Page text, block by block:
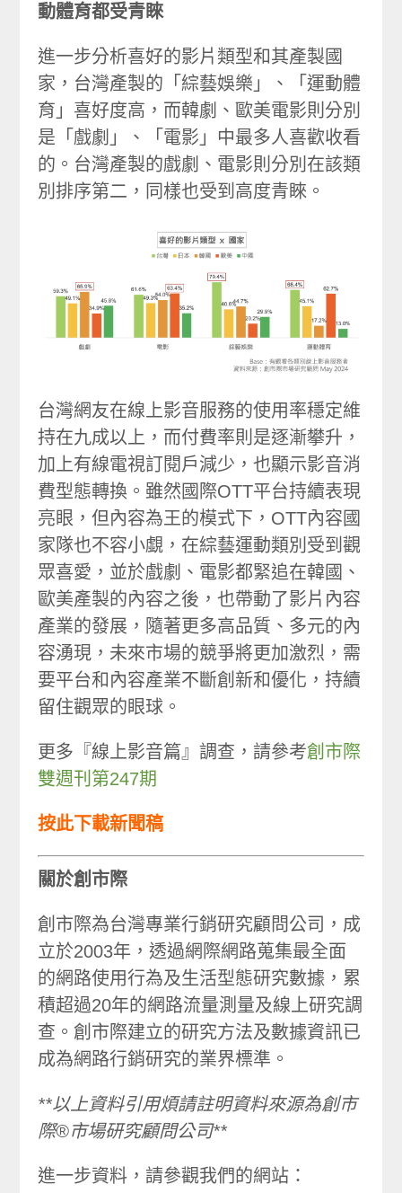
動體育都受青睞
進一步分析喜好的影片類型和其產製國
家，台灣產製的「綜藝娛樂」、「運動體
育」喜好度高，而韓劇、歐美電影則分別
是「戲劇」、「電影」中最多人喜歡收看
的。台灣產製的戲劇、電影則分別在該類
別排序第二，同樣也受到高度青睞。
台灣網友在線上影音服務的使用率穩定維
持在九成以上，而付費率則是逐漸攀升，
加上有線電視訂閱戶減少，也顯示影音消
費型態轉換。雖然國際OTT平台持續表現
亮眼，但內容為王的模式下，OTT內容國
家隊也不容小覷，在綜藝運動類別受到觀
眾喜愛，並於戲劇、電影都緊追在韓國、
歐美產製的內容之後，也帶動了影片內容
產業的發展，隨著更多高品質、多元的內
容湧現，未來市場的競爭將更加激烈，需
要平台和內容產業不斷創新和優化，持續
留住觀眾的眼球。
更多『線上影音篇』調查，請參考創市際
雙週刊第247期
按此下載新聞稿
關於創市際
創市際為台灣專業行銷研究顧問公司，成
立於2003年，透過網際網路蒐集最全面
的網路使用行為及生活型態研究數據，累
積超過20年的網路流量測量及線上研究調
查。創市際建立的研究方法及數據資訊已
成為網路行銷研究的業界標準。
**以上資料引用煩請註明資料來源為創市
際®市場研究顧問公司**
進一步資料，請參觀我們的網站：